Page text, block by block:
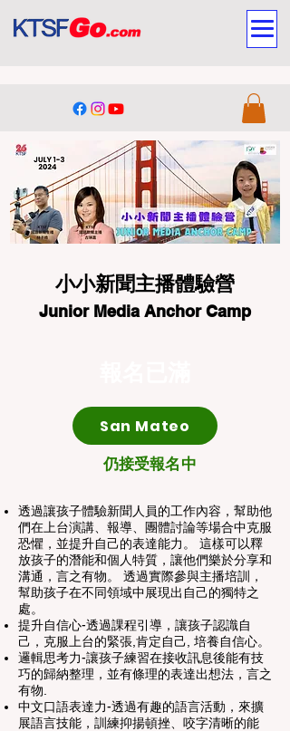
小小新聞主播體驗營​
Junior Media Anchor Camp
San Mateo
仍接受報名中
透過讓孩子體驗新聞人員的工作內容，幫助他
們在上台演講、報導、團體討論等場合中克服
恐懼，並提升自己的表達能力。 這樣可以釋
放孩子的潛能和個人特質，讓他們樂於分享和
溝通，言之有物。 透過實際參與主播培訓，
幫助孩子在不同領域中展現出自己的獨特之
處。
提升自信心-透過課程引導，讓孩子認識自
己，克服上台的緊張,肯定自己, 培養自信心。
邏輯思考力-讓孩子練習在接收訊息後能有技
巧的歸納整理，並有條理的表達出想法，言之
有物.
中文口語表達力-透過有趣的語言活動，來擴
展語言技能，訓練抑揚頓挫、咬字清晰的能